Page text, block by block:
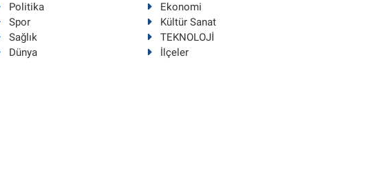
Politika
Ekonomi
Spor
Kültür Sanat
Sağlık
TEKNOLOJİ
Dünya
İlçeler